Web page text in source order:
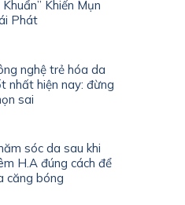
Khuẩn” Khiến Mụn
Phát
nghệ trẻ hóa da
nhất hiện nay: đừng
sai
sóc da sau khi
H.A đúng cách để
căng bóng